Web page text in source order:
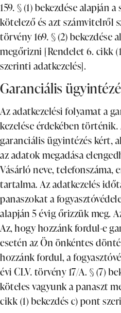
159. § (1) bekezdése alapján
kötelező és azt számvitelről
törvény 169. § (2) bekezdése
megőrizni [Rendelet 6. cikk
szerinti adatkezelés].
Garanciális
Az adatkezelési folyamat a
kezelése érdekében
garanciális ügyintézés kért,
az adatok megadása
Vásárló neve, telefonszáma,
tartalma. Az adatkezelés
panaszokat a
alapján 5 évig őrizzük meg.
Az, hogy hozzánk fordul-e
esetén az Ön önkéntes
hozzánk fordul, a
évi CLV. törvény 17/A. § (7)
köteles vagyunk a panaszt
cikk (1) bekezdés c) pont